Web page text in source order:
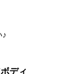
♪
ディ